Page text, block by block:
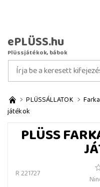
ePLÜSS.hu
Plüssjátékok, bábok
PLÜSSÁLLATOK
játékok
PLÜSS
R 221727